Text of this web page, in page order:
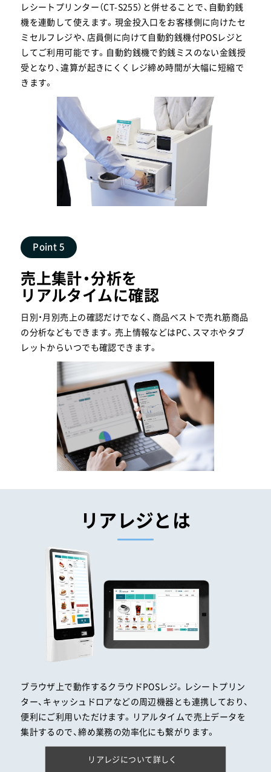
レシートプリンター（CT-S255）と併せることで、自動釣銭
機を連動して使えます。現金投入口をお客様側に向けたセ
ミセルフレジや、店員側に向けて自動釣銭機付POSレジと
してご利用可能です。自動釣銭機で釣銭ミスのない金銭授
受となり、違算が起きにくくレジ締め時間が大幅に短縮で
きます。
Point 5
売上集計・分析を
リアルタイムに確認
日別・月別売上の確認だけでなく、商品ベストで売れ筋商品
の分析などもできます。売上情報などはPC、スマホやタブ
レットからいつでも確認できます。
リアレジとは
ブラウザ上で動作するクラウドPOSレジ。レシートプリン
ター、キャッシュドロアなどの周辺機器とも連携しており、
便利にご利用いただけます。リアルタイムで売上データを
集計するので、締め業務の効率化にも繋がります。
リアレジについて詳しく